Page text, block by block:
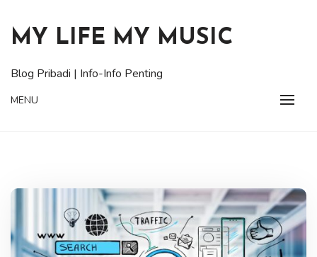
content
MY LIFE MY MUSIC
Blog Pribadi | Info-Info Penting
MENU